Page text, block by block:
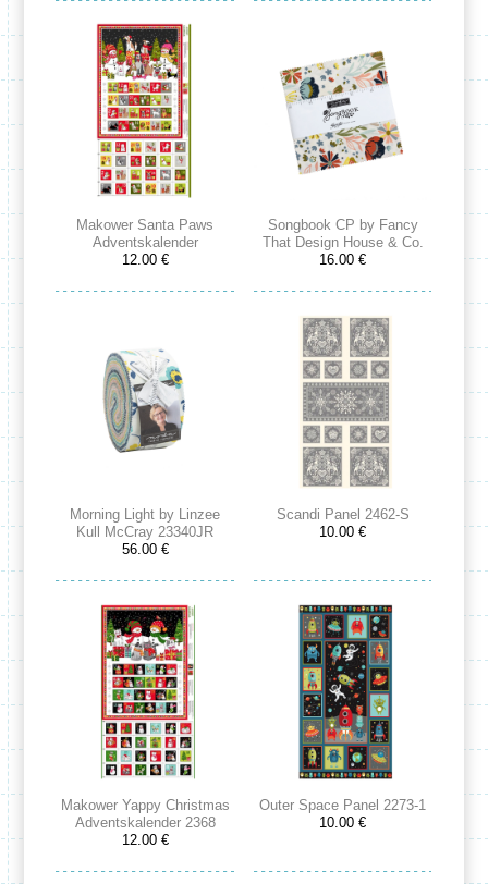
Makower Santa Paws
Adventskalender
12.00 €
Songbook CP by Fancy
That Design House & Co.
16.00 €
Morning Light by Linzee
Kull McCray 23340JR
56.00 €
Scandi Panel 2462-S
10.00 €
Makower Yappy Christmas
Adventskalender 2368
12.00 €
Outer Space Panel 2273-1
10.00 €